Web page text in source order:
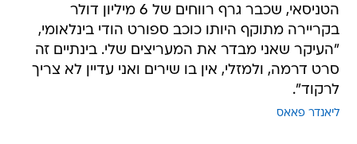
הטניסאי, שכבר גרף רווחים של 6 מיליון דולר
בקריירה מתוקף היותו כוכב ספורט הודי בינלאומי,
"העיקר שאני מבדר את המעריצים שלי. בינתיים זה
סרט דרמה, ולמזלי, אין בו שירים ואני עדיין לא צריך
לרקוד".
ליאנדר פאאס